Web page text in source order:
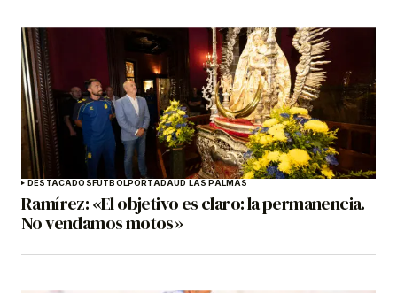
DESTACADOSFÚTBOLPORTADAUD LAS PALMAS
Ramírez: «El objetivo es claro: la permanencia.
No vendamos motos»